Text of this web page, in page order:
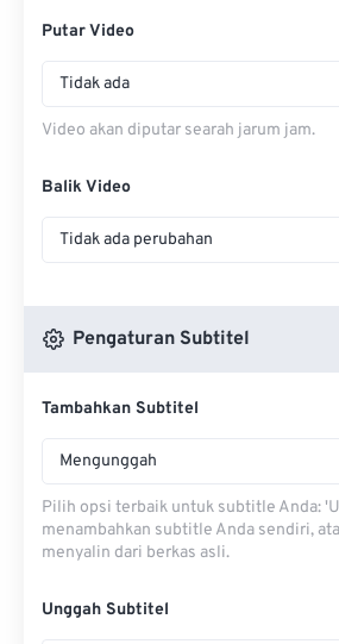
Putar Video
Tidak ada
Video akan diputar searah jarum jam.
Balik Video
Tidak ada perubahan
Pengaturan Subtitel
Tambahkan Subtitel
Mengunggah
Pilih opsi terbaik untuk subtitle Anda:
menambahkan subtitle Anda sendiri,
menyalin dari berkas asli.
Unggah Subtitel